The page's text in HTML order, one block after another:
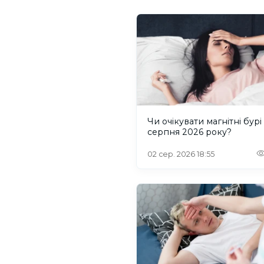
Чи очікувати магнітні бурі
серпня 2026 року?
02 сер. 2026 18:55